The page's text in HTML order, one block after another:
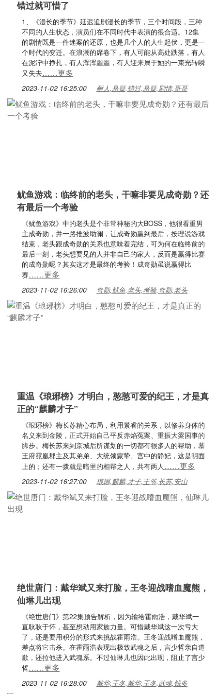
错过就可惜了
1、《漫长的季节》延迟追剧漫长的季节，三个时间段，三种
不同的人生状态，演员们在不同时代中表演的很合适。12集
的剧情既是一件迷案的还原，也是几个人的人生起伏，更是一
个时代的变迁。在浪潮的席卷下，有人可能从高处跌落，有人
在泥泞中挣扎，有人浑浑噩噩，有人迎来属于她的一束光转瞬
又失去……更多
2023-11-02 16:25:00 耐人,悬疑,错过,悬疑,剧情,哥哥
鱿鱼游戏：临终前的老头，干嘛非要见成奇勋？还
有最后一个考验
《鱿鱼游戏》中的老头是个非常神秘的大BOSS，他很看重男
主成奇勋，并一路推波助澜，让成奇勋赢到最后，按理说游戏
结束，老头跟成奇勋的关系也意味着完结，可为何在临终前的
最后一刻，老头想要见的人并非自己的家人，反而是赢得比赛
的成奇勋呢？其实这才是最终的考验！成奇勋虽说赢得比
赛……更多
2023-11-02 16:26:00 奇勋,鱿鱼,老头,考验,奇勋,老头
重温《琅琊榜》才明白，憨憨可爱的纪王，才是真
正的“麒麟才子”
《琅琊榜》梅长苏精心布局，利用景睿的关系，以修养身体的
名义来到金陵，正式开始自己平反赤焰冤案、重振大梁国事的
脚步。梅长苏来到京城后所谋划的一切都有很多人的帮助，慕
王府霓凰郡主及其弟弟、大统领蒙挚、宫中的静妃，这是明面
上的；还有一拨就是暗里的相帮之人，共有两人……更多
2023-11-02 16:27:00 琅琊,麒麟,才子,王爷,长苏,安山
绝世唐门：戴华斌又来打脸，王冬迎战嗜血魔熊，
仙琳儿出现
《绝世唐门》第22集预告解析，因为输给霍雨浩，戴华斌一
直耿耿于怀，甚至想动用家族力量。可惜戴华斌这一次亏大
了，还是要用积分的形式来挑战霍雨浩。王冬迎战嗜血魔熊，
差点将它击杀。在霍雨浩表现出极致武魂之后，言少哲亲自道
歉，还拉他进入武魂系。不过仙琳儿也因此出现，阻止了言少
哲……更多
2023-11-02 16:28:00 戴华,王冬,戴华,王冬,武魂,钱多